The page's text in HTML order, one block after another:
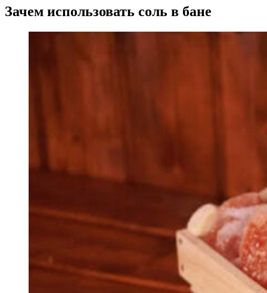
Зачем использовать соль в бане